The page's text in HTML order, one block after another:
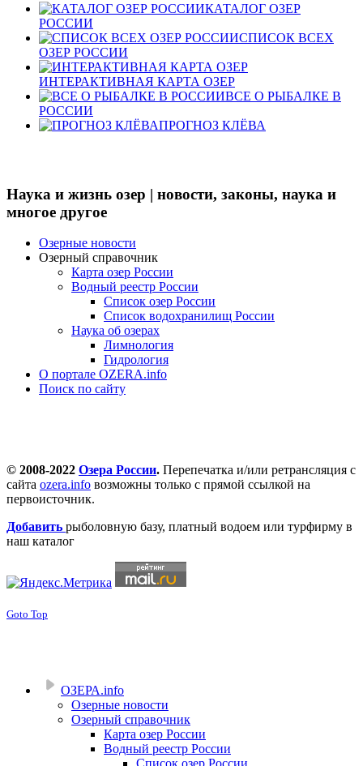
КАТАЛОГ ОЗЕР
РОССИИ
СПИСОК ВСЕХ
ОЗЕР РОССИИ
ИНТЕРАКТИВНАЯ КАРТА ОЗЕР
ВСЕ О РЫБАЛКЕ В
РОССИИ
ПРОГНОЗ КЛЁВА
Наука и жизнь озер | новости, законы, наука и
многое другое
Озерные новости
Озерный справочник
Карта озер России
Водный реестр России
Список озер России
Список водохранилищ России
Наука об озерах
Лимнология
Гидрология
О портале OZERA.info
Поиск по сайту
© 2008-2022 Озера России. Перепечатка и/или ретрансляция с
сайта ozera.info возможны только с прямой ссылкой на
первоисточник.
Добавить рыболовную базу, платный водоем или турфирму в
наш каталог
Goto Top
ОЗЕРА.info
Озерные новости
Озерный справочник
Карта озер России
Водный реестр России